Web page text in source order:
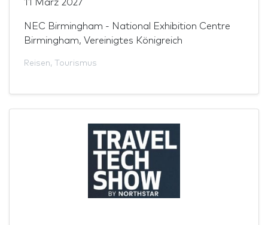
11 März 2027
NEC Birmingham - National Exhibition Centre
Birmingham, Vereinigtes Königreich
Reisen, Tourismus